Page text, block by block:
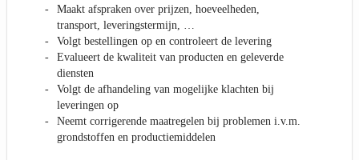
Maakt afspraken over prijzen, hoeveelheden,
transport, leveringstermijn, …
Volgt bestellingen op en controleert de levering
Evalueert de kwaliteit van producten en geleverde
diensten
Volgt de afhandeling van mogelijke klachten bij
leveringen op
Neemt corrigerende maatregelen bij problemen i.v.m.
grondstoffen en productiemiddelen